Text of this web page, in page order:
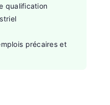
qualification
précaires et